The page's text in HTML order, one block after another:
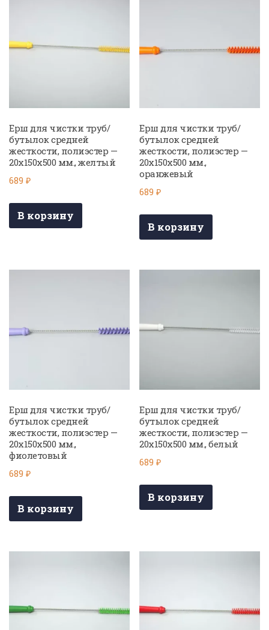
Ерш для чистки труб/
бутылок средней
жесткости, полиэстер —
20х150х500 мм., желтый
689 ₽
В корзину
Ерш для чистки труб/
бутылок средней
жесткости, полиэстер —
20х150х500 мм.,
оранжевый
689₽
В корзину
Ерш для чистки труб/
бутылок средней
жесткости, полиэстер —
20х150х500 мм.,
фиолетовый
689 ₽
В корзину
Ерш для чистки труб/
бутылок средней
жесткости, полиэстер —
20х150х500 мм., белый
689₽
В корзину